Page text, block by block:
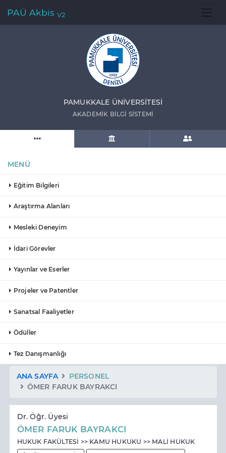
PAÜ Akbis V2
PAMUKKALE ÜNIVERSITESI
AKADEMIK BILGI SISTEMI
MENÜ
Eğitim Bilgileri
Araştırma Alanları
Mesleki Deneyim
İdari Görevler
Yayınlar ve Eserler
Projeler ve Patentler
Sanatsal Faaliyetler
Ödüller
Tez Danışmanlığı
ANA SAYFA
PERSONEL
ÖMER FARUK BAYRAKCI
Dr. Öğr. Üyesi
ÖMER FARUK BAYRAKCI
HUKUK FAKÜLTESİ >> KAMU HUKUKU >> MALİ HUKUK